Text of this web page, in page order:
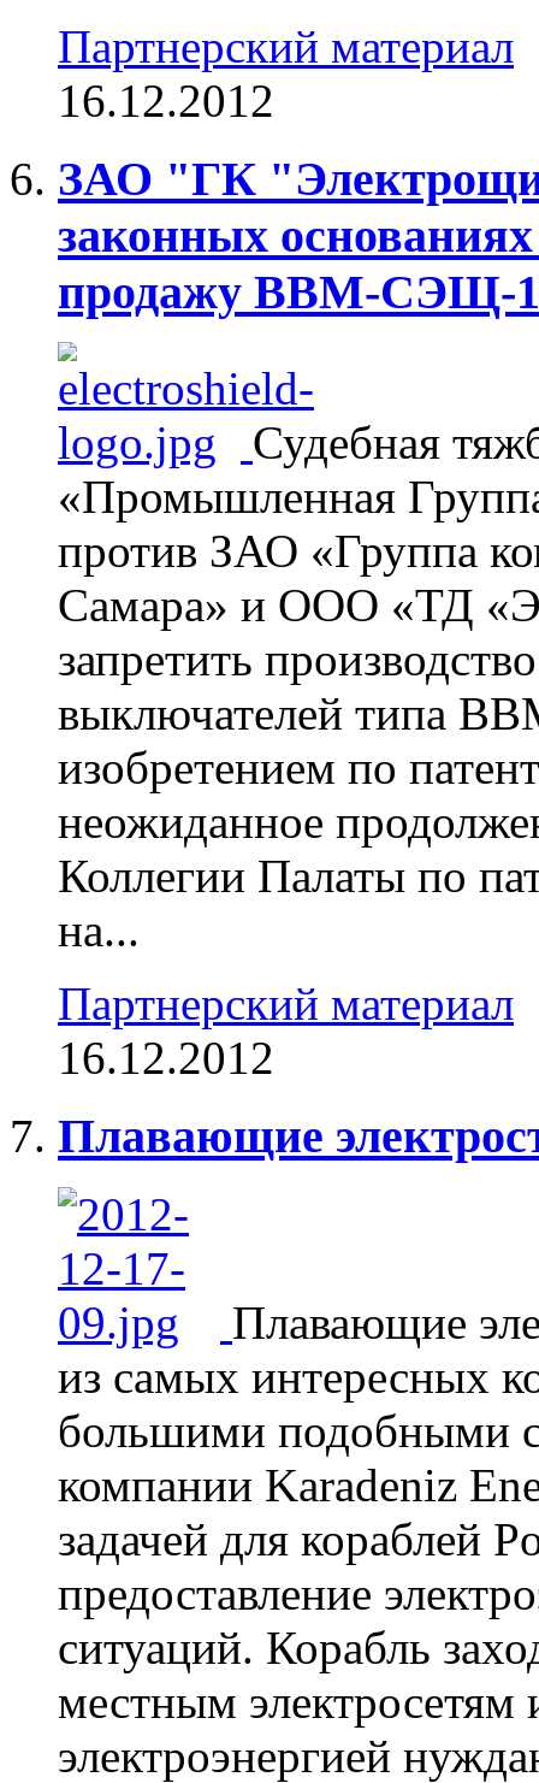
Партнерский материал
16.12.2012
ЗАО "ГК
законных
продажу ВВМ-СЭЩ-
Судебная
«Промышленная
против ЗАО «Группа
Самара» и ООО «ТД
запретить
выключателей типа
изобретением по
неожиданное
Коллегии Палаты по
на...
Партнерский материал
16.12.2012
Плавающие
Плавающие
из самых интересных
большими подобными
компании Karadeniz
задачей для кораблей
предоставление
ситуаций. Корабль
местным электросетям
электроэнергией